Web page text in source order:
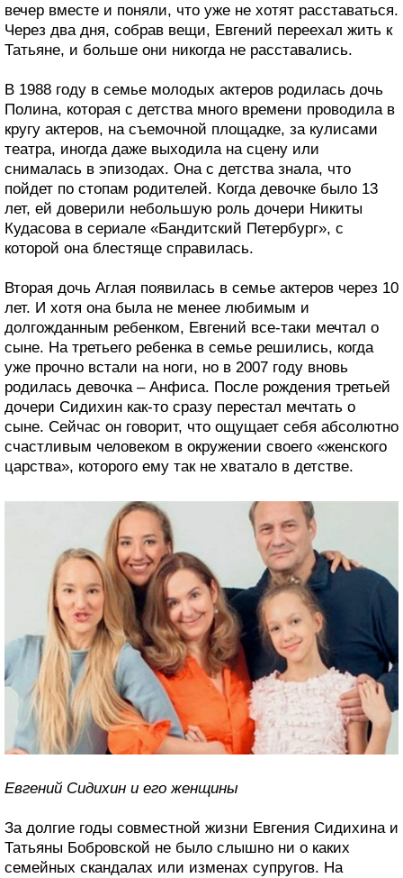
вечер вместе и поняли, что уже не хотят расставаться.
Через два дня, собрав вещи, Евгений переехал жить к
Татьяне, и больше они никогда не расставались.
В 1988 году в семье молодых актеров родилась дочь
Полина, которая с детства много времени проводила в
кругу актеров, на съемочной площадке, за кулисами
театра, иногда даже выходила на сцену или
снималась в эпизодах. Она с детства знала, что
пойдет по стопам родителей. Когда девочке было 13
лет, ей доверили небольшую роль дочери Никиты
Кудасова в сериале «Бандитский Петербург», с
которой она блестяще справилась.
Вторая дочь Аглая появилась в семье актеров через 10
лет. И хотя она была не менее любимым и
долгожданным ребенком, Евгений все-таки мечтал о
сыне. На третьего ребенка в семье решились, когда
уже прочно встали на ноги, но в 2007 году вновь
родилась девочка – Анфиса. После рождения третьей
дочери Сидихин как-то сразу перестал мечтать о
сыне. Сейчас он говорит, что ощущает себя абсолютно
счастливым человеком в окружении своего «женского
царства», которого ему так не хватало в детстве.
Евгений Сидихин и его женщины
За долгие годы совместной жизни Евгения Сидихина и
Татьяны Бобровской не было слышно ни о каких
семейных скандалах или изменах супругов. На